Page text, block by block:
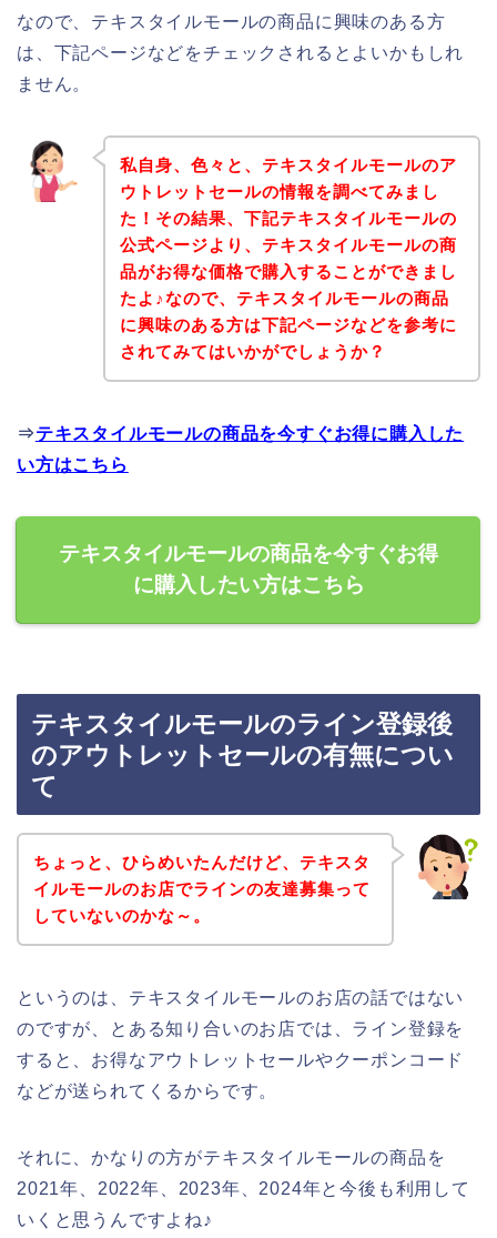
なので、テキスタイルモールの商品に興味のある方
は、下記ページなどをチェックされるとよいかもしれ
ません。
私自身、色々と、テキスタイルモールのア
ウトレットセールの情報を調べてみまし
た！その結果、下記テキスタイルモールの
公式ページより、テキスタイルモールの商
品がお得な価格で購入することができまし
たよ♪なので、テキスタイルモールの商品
に興味のある方は下記ページなどを参考に
されてみてはいかがでしょうか？
⇒テキスタイルモールの商品を今すぐお得に購入した
い方はこちら
テキスタイルモールの商品を今すぐお得
に購入したい方はこちら
テキスタイルモールのライン登録後
のアウトレットセールの有無につい
て
ちょっと、ひらめいたんだけど、テキスタ
イルモールのお店でラインの友達募集って
していないのかな～。
というのは、テキスタイルモールのお店の話ではない
のですが、とある知り合いのお店では、ライン登録を
すると、お得なアウトレットセールやクーポンコード
などが送られてくるからです。
それに、かなりの方がテキスタイルモールの商品を
2021年、2022年、2023年、2024年と今後も利用して
いくと思うんですよね♪